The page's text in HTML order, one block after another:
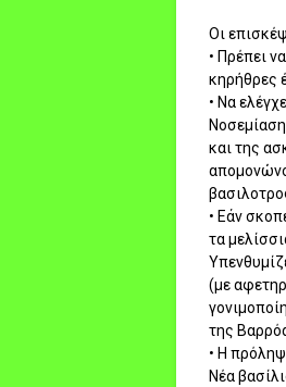
Οι
• Πρέπει
κηρήθρες
• Να
και της
• Εάν
τα
(με
της
• Η
Νέα